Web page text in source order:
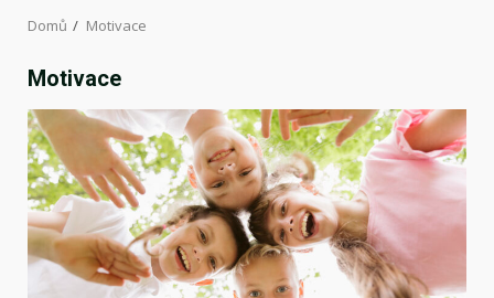
Domů Motivace
Motivace